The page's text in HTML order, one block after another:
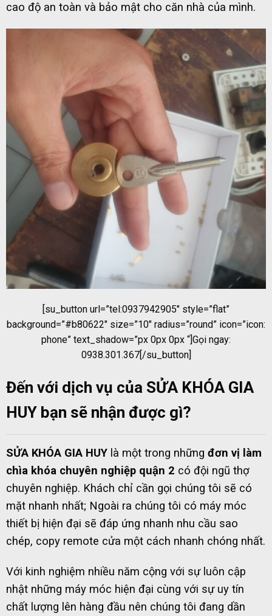
cao độ an toàn và bảo mật cho căn nhà của mình.
[su_button url=”tel:0937942905″ style=”flat”
background=”#b80622″ size=”10″ radius=”round” icon=”icon:
phone” text_shadow=”px 0px 0px “]Gọi ngay:
0938.301.367[/su_button]
Đến với dịch vụ của SỬA KHÓA GIA
HUY bạn sẽ nhận được gì?
SỬA KHÓA GIA HUY là một trong những đơn vị làm
chìa khóa chuyên nghiệp quận 2 có đội ngũ thợ
chuyên nghiệp. Khách chỉ cần gọi chúng tôi sẽ có
mặt nhanh nhất; Ngoài ra chúng tôi có máy móc
thiết bị hiện đại sẽ đáp ứng nhanh nhu cầu sao
chép, copy remote cửa một cách nhanh chóng nhất.
Với kinh nghiệm nhiều năm cộng với sự luôn cập
nhật những máy móc hiện đại cùng với sự uy tín
chất lượng lên hàng đầu nên chúng tôi đang dần